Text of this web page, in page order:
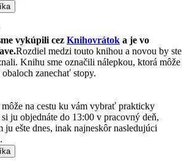
vykúpili cez Knihovrátok a je vo
Rozdiel medzi touto knihou a novou by ste
Knihu sme označili nálepkou, ktorá môže
zanechať stopy.
na cestu ku vám vybrať prakticky
ju objednáte do 13:00 v pracovný deň,
ju ešte dnes, inak najneskôr nasledujúci